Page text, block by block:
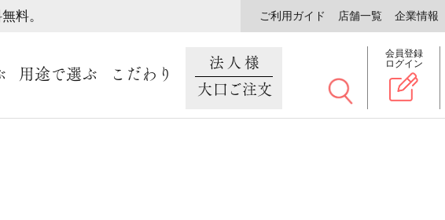
料。 ご利用ガイド 店舗一覧 企業情報
用途で選ぶ こだわり
法人様
大口ご注文
会員登録
ログイン